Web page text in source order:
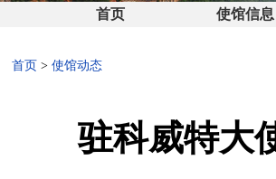
首页 使馆信息
首页 > 使馆动态
驻科威特大